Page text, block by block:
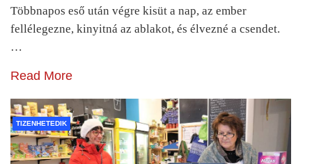
Többnapos eső után végre kisüt a nap, az ember
fellélegezne, kinyitná az ablakot, és élvezné a csendet.
…
Read More
TIZENHETEDIK